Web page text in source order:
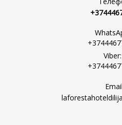
Viber: